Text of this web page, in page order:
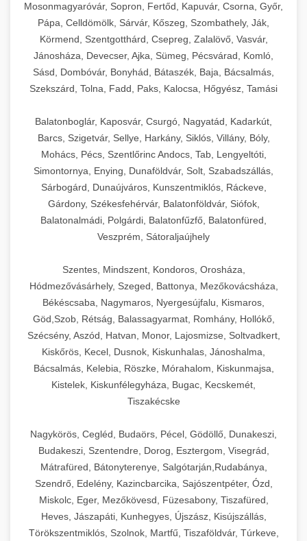
Mosonmagyaróvár, Sopron, Fertőd, Kapuvár, Csorna, Győr,
Pápa, Celldömölk, Sárvár, Kőszeg, Szombathely, Ják,
Körmend, Szentgotthárd, Csepreg, Zalalövő, Vasvár,
Jánosháza, Devecser, Ajka, Sümeg, Pécsvárad, Komló,
Sásd, Dombóvár, Bonyhád, Bátaszék, Baja, Bácsalmás,
Szekszárd, Tolna, Fadd, Paks, Kalocsa, Hőgyész, Tamási
Balatonboglár, Kaposvár, Csurgó, Nagyatád, Kadarkút,
Barcs, Szigetvár, Sellye, Harkány, Siklós, Villány, Bóly,
Mohács, Pécs, Szentlőrinc Andocs, Tab, Lengyeltóti,
Simontornya, Enying, Dunaföldvár, Solt, Szabadszállás,
Sárbogárd, Dunaújváros, Kunszentmiklós, Ráckeve,
Gárdony, Székesfehérvár, Balatonföldvár, Siófok,
Balatonalmádi, Polgárdi, Balatonfűzfő, Balatonfüred,
Veszprém, Sátoraljaújhely
Szentes, Mindszent, Kondoros, Orosháza,
Hódmezővásárhely, Szeged, Battonya, Mezőkovácsháza,
Békéscsaba, Nagymaros, Nyergesújfalu, Kismaros,
Göd,Szob, Rétság, Balassagyarmat, Romhány, Hollókő,
Szécsény, Aszód, Hatvan, Monor, Lajosmizse, Soltvadkert,
Kiskőrös, Kecel, Dusnok, Kiskunhalas, Jánoshalma,
Bácsalmás, Kelebia, Röszke, Mórahalom, Kiskunmajsa,
Kistelek, Kiskunfélegyháza, Bugac, Kecskemét,
Tiszakécske
Nagykörös, Cegléd, Budaörs, Pécel, Gödöllő, Dunakeszi,
Budakeszi, Szentendre, Dorog, Esztergom, Visegrád,
Mátrafüred, Bátonyterenye, Salgótarján,Rudabánya,
Szendrő, Edelény, Kazincbarcika, Sajószentpéter, Ózd,
Miskolc, Eger, Mezőkövesd, Füzesabony, Tiszafüred,
Heves, Jászapáti, Kunhegyes, Újszász, Kisújszállás,
Törökszentmiklós, Szolnok, Martfű, Tiszaföldvár, Túrkeve,